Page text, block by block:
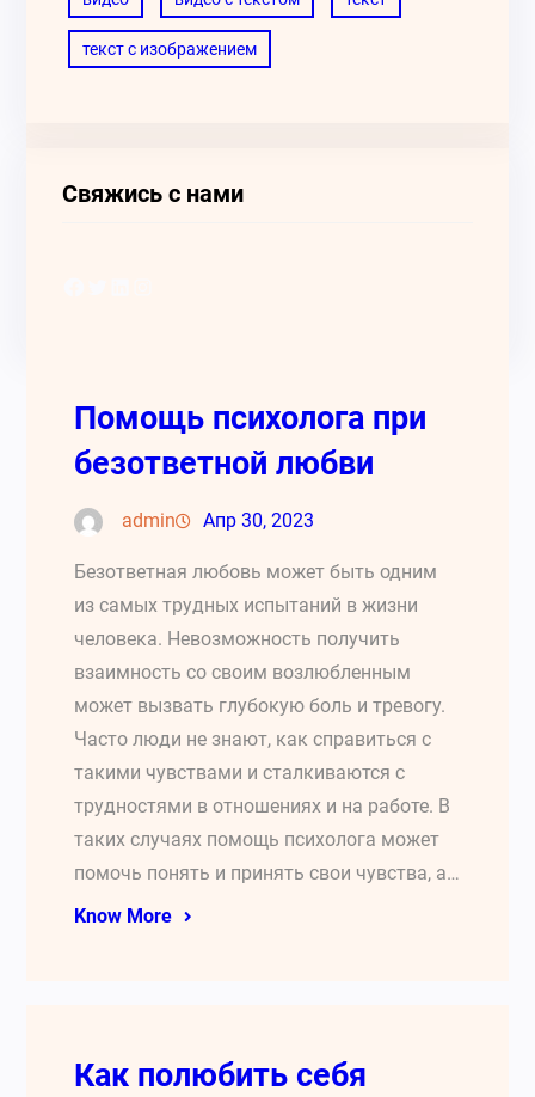
текст с изображением
Свяжись с нами
Помощь психолога при
безответной любви
admin Апр 30, 2023
Безответная любовь может быть одним
из самых трудных испытаний в жизни
человека. Невозможность получить
взаимность со своим возлюбленным
может вызвать глубокую боль и тревогу.
Часто люди не знают, как справиться с
такими чувствами и сталкиваются с
трудностями в отношениях и на работе. В
таких случаях помощь психолога может
помочь понять и принять свои чувства, а…
Know More
Как полюбить себя